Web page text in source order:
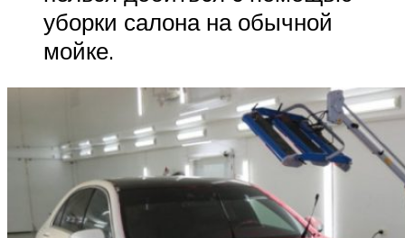
уборки салона на обычной
мойке.